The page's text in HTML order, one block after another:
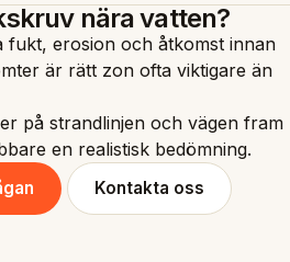
nära vatten?
fukt, erosion och åtkomst innan
är rätt zon ofta viktigare än
på strandlinjen och vägen fram
en realistisk bedömning.
Kontakta oss